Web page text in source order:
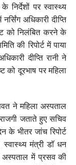
पर स्वास्थ्य
अधिकारी दीप्ति
को निलंबित करने के
की रिपोर्ट में पाया
दीप्ति रानी ने
को दूरभाष पर महिला
ने महिला अस्पताल
जताते हुए सचिव
के भीतर जांच रिपोर्ट
मंत्री डॉ धन
अस्पताल में प्रसव की